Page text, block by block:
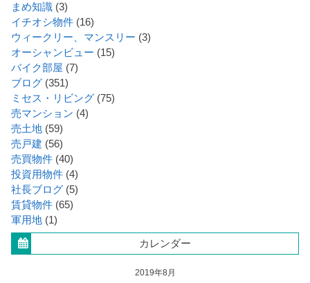
まめ知識 (3)
イチオシ物件 (16)
ウィークリー、マンスリー (3)
オーシャンビュー (15)
バイク部屋 (7)
ブログ (351)
ミセス・リビング (75)
売マンション (4)
売土地 (59)
売戸建 (56)
売買物件 (40)
投資用物件 (4)
社長ブログ (5)
賃貸物件 (65)
軍用地 (1)
カレンダー
2019年8月